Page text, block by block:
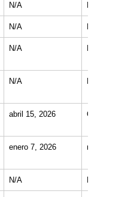
N/A
N/A
N/A
N/A
abril 15, 2026 Ongoing
enero 7, 2026 marzo 6, 2026
N/A